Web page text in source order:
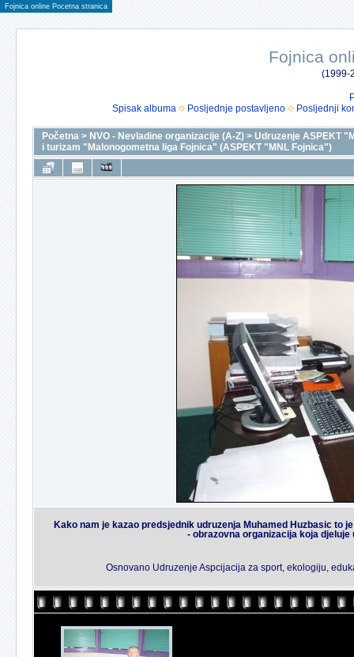
Fojnica online Pocetna stranica
Fojnica
(1999-
Spisak albuma
Posljednje postavljeno Posljednji
Početna > NVO - Nevladine organizacije (A-Z) > Udruzenje ASPEKT
i turizam "Malonogometna liga Fojnica" (ASPEKT "MNL Fojnica")
Kako nam je kazao predsjednik udruzenja Muhamed Huzbasic to
- obrazovna organizacija koja
Osnovano Udruzenje Aspcijacija za sport, ekologiju,